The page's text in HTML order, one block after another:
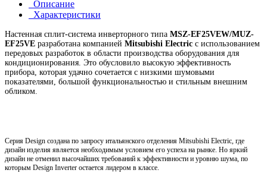
Описание
Характеристики
Настенная сплит-система инверторного типа MSZ-EF25VEW/MUZ-
EF25VE разработана компанией Mitsubishi Electric с использованием
передовых разработок в области производства оборудования для
кондиционирования. Это обусловило высокую эффективность
прибора, которая удачно сочетается с низкими шумовыми
показателями, большой функциональностью и стильным внешним
обликом.
Серия Design создана по запросу итальянского отделения Mitsubishi Electric, где
дизайн изделия является необходимым условием его успеха на рынке. Но яркий
дизайн не отменил высочайших требований к эффективности и уровню шума, по
которым Design Inverter остается лидером в классе.